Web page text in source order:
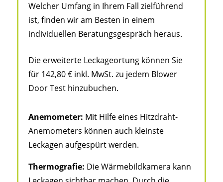
Welcher Umfang in Ihrem Fall zielführend
ist, finden wir am Besten in einem
individuellen Beratungsgespräch heraus.
Die erweiterte Leckageortung können Sie
für 142,80 € inkl. MwSt. zu jedem Blower
Door Test hinzubuchen.
Anemometer: Mit Hilfe eines Hitzdraht-
Anemometers können auch kleinste
Leckagen aufgespürt werden.
Thermografie: Die Wärmebildkamera kann